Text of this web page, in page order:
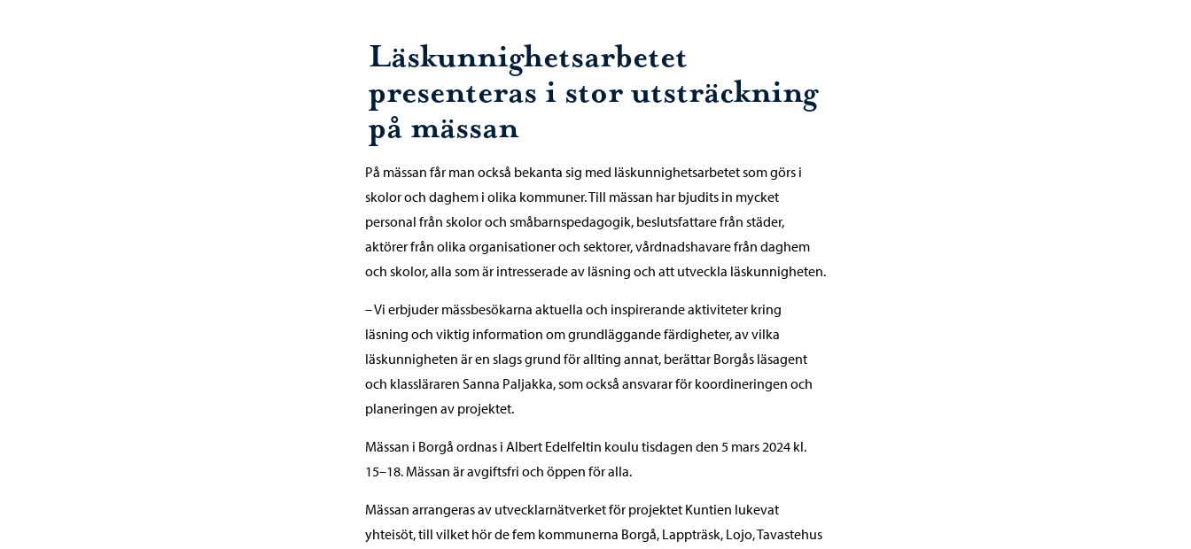
Läskunnighetsarbetet
presenteras i stor utsträckning
på mässan
På mässan får man också bekanta sig med läskunnighetsarbetet som görs i
skolor och daghem i olika kommuner. Till mässan har bjudits in mycket
personal från skolor och småbarnspedagogik, beslutsfattare från städer,
aktörer från olika organisationer och sektorer, vårdnadshavare från daghem
och skolor, alla som är intresserade av läsning och att utveckla läskunnigheten.
– Vi erbjuder mässbesökarna aktuella och inspirerande aktiviteter kring
läsning och viktig information om grundläggande färdigheter, av vilka
läskunnigheten är en slags grund för allting annat, berättar Borgås läsagent
och klassläraren Sanna Paljakka, som också ansvarar för koordineringen och
planeringen av projektet.
Mässan i Borgå ordnas i Albert Edelfeltin koulu tisdagen den 5 mars 2024 kl.
15–18. Mässan är avgiftsfri och öppen för alla.
Mässan arrangeras av utvecklarnätverket för projektet Kuntien lukevat
yhteisöt, till vilket hör de fem kommunerna Borgå, Lappträsk, Lojo, Tavastehus